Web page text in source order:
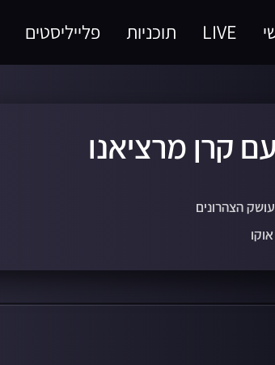
LIVE תוכניות פלייליסטים
קרן מרציאנו
הצהרונים